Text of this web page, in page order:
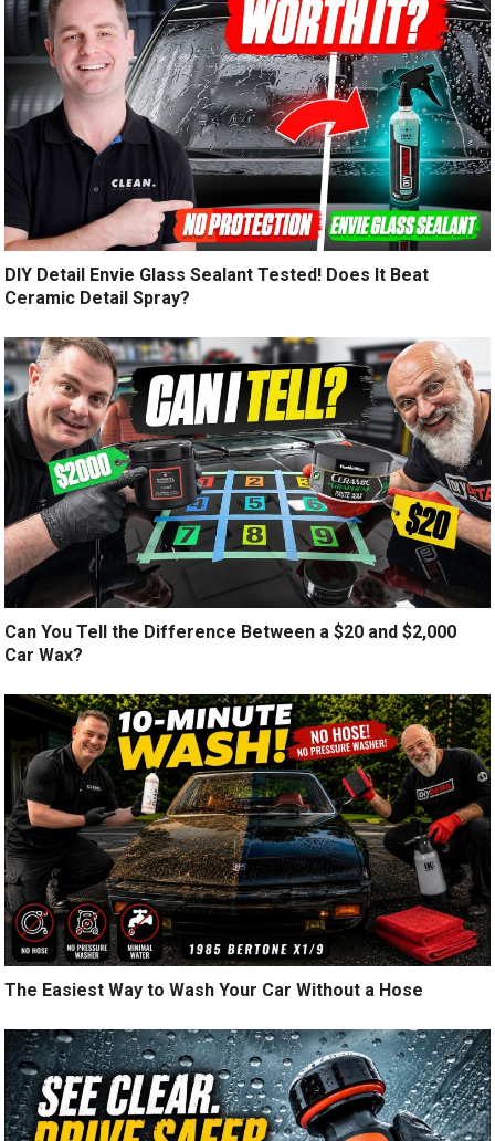
DIY Detail Envie Glass Sealant Tested! Does It Beat
Ceramic Detail Spray?
Can You Tell the Difference Between a $20 and $2,000
Car Wax?
The Easiest Way to Wash Your Car Without a Hose